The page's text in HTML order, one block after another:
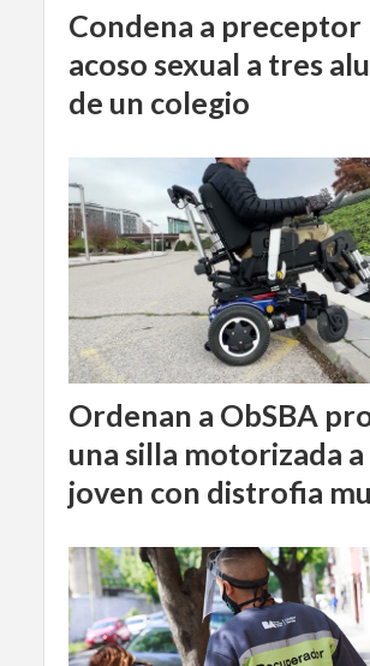
Condena a preceptor
acoso sexual a tres
de un colegio
Ordenan a ObSBA
una silla motorizada a
joven con distrofia